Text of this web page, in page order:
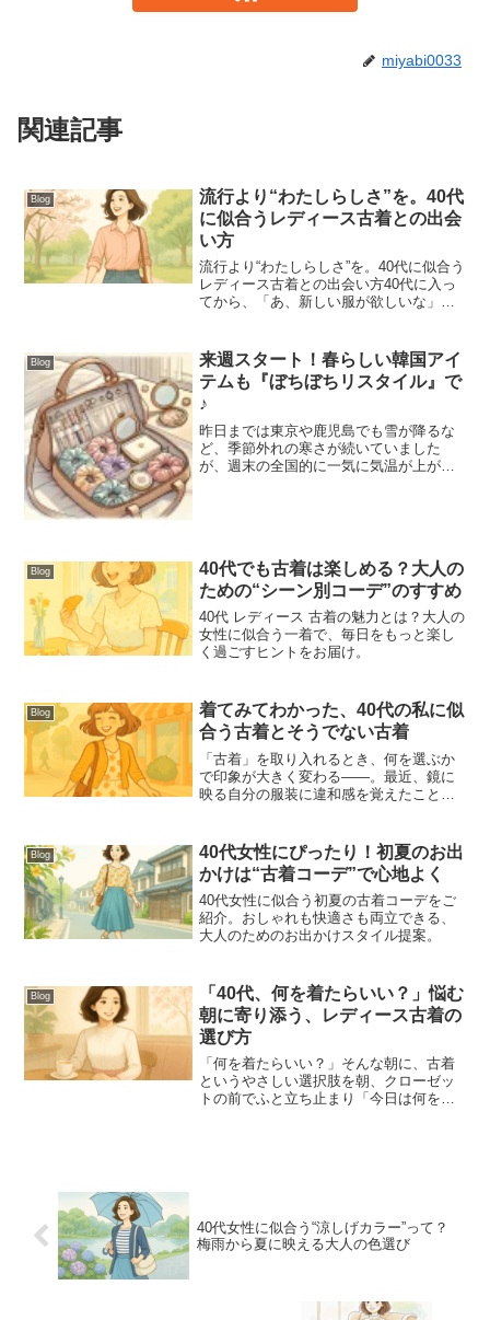
miyabi0033
関連記事
Blog
流行より“わたしらしさ”を。40代
に似合うレディース古着との出会
い方
流行より“わたしらしさ”を。40代に似合う
レディース古着との出会い方40代に入っ
てから、「あ、新しい服が欲しいな」と
か「これだ」という一着に出会えな
い…。そんな気持ち、...
Blog
来週スタート！春らしい韓国アイ
テムも『ぼちぼちリスタイル』で
♪
昨日までは東京や鹿児島でも雪が降るな
ど、季節外れの寒さが続いていました
が、週末の全国的に一気に気温が上が
Blog
40代でも古着は楽しめる？大人の
ための“シーン別コーデ”のすすめ
40代 レディース 古着の魅力とは？大人の
女性に似合う一着で、毎日をもっと楽し
く過ごすヒントをお届け。
Blog
着てみてわかった、40代の私に似
合う古着とそうでない古着
「古着」を取り入れるとき、何を選ぶか
で印象が大きく変わる――。最近、鏡に
映る自分の服装に違和感を覚えたことは
ってきたと感じることが増えました。20
代や30代の頃は、流...
Blog
40代女性にぴったり！初夏のお出
かけは“古着コーデ”で心地よく
40代女性に似合う初夏の古着コーデをご
紹介。おしゃれも快適さも両立できる、
大人のためのお出かけスタイル提案。
Blog
「40代、何を着たらいい？」悩む
朝に寄り添う、レディース古着の
選び方
「何を着たらいい？」そんな朝に、古着
というやさしい選択肢を朝、クローゼッ
トの前でふと立ち止まり「今日は何を着
40代女性に似合う“涼しげカラー”って？
梅雨から夏に映える大人の色選び